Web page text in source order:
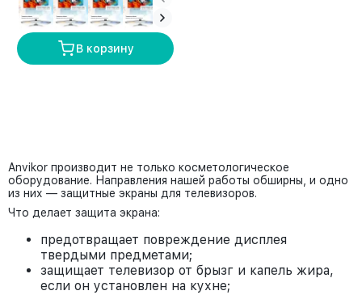
В корзину
Anvikor производит не только косметологическое
оборудование. Направления нашей работы обширны, и одно
из них — защитные экраны для телевизоров.
Что делает защита экрана:
предотвращает повреждение дисплея
твердыми предметами;
защищает телевизор от брызг и капель жира,
если он установлен на кухне;